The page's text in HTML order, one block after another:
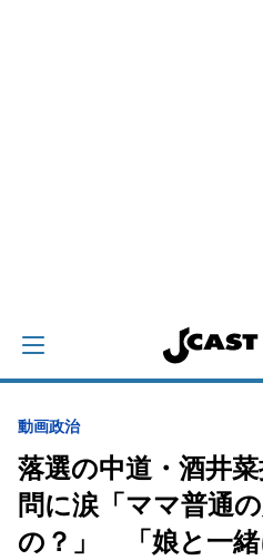
動画政治
落選の中道・酒井
問に涙「ママ普通
の？」 「娘と一緒